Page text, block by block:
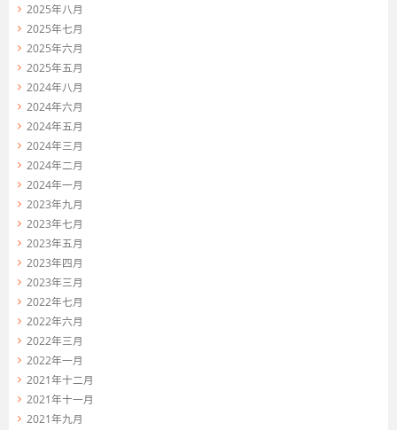
2025年八月
2025年七月
2025年六月
2025年五月
2024年八月
2024年六月
2024年五月
2024年三月
2024年二月
2024年一月
2023年九月
2023年七月
2023年五月
2023年四月
2023年三月
2022年七月
2022年六月
2022年三月
2022年一月
2021年十二月
2021年十一月
2021年九月